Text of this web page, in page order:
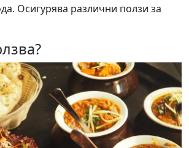
Осигурява различни ползи за